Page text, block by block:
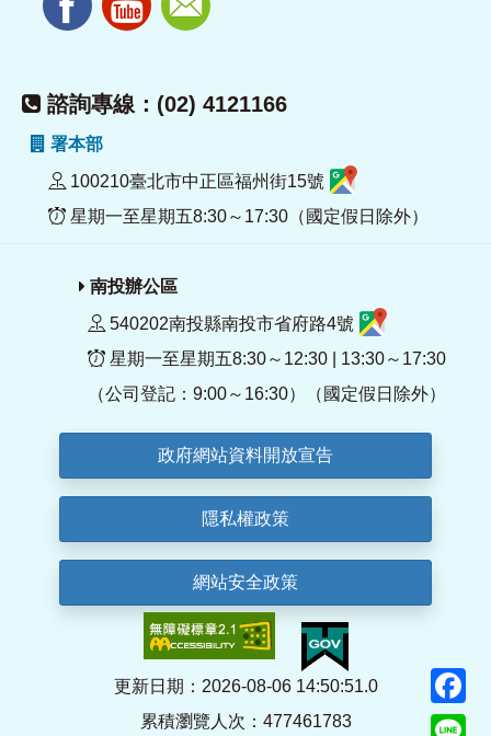
諮詢專線：(02) 4121166
署本部
100210臺北市中正區福州街15號
星期一至星期五8:30～17:30（國定假日除外）
南投辦公區
540202南投縣南投市省府路4號
星期一至星期五8:30～12:30 | 13:30～17:30
（公司登記：9:00～16:30）（國定假日除外）
政府網站資料開放宣告
隱私權政策
網站安全政策
更新日期：2026-08-06 14:50:51.0
累積瀏覽人次：477461783